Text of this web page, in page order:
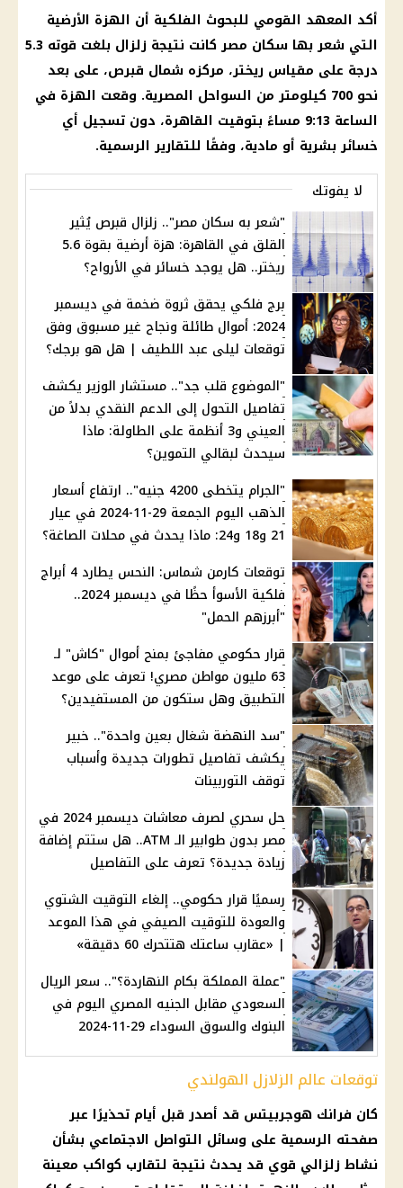
أكد المعهد القومي للبحوث الفلكية أن الهزة الأرضية
التي شعر بها سكان مصركانت نتيجة زلزال
بلغت قوته 5.3
درجة على مقياس ريختر، مركزه شمال قبرص، على بعد
نحو 700 كيلومتر من
السواحل المصرية. وقعت الهزة في
الساعة
القاهرة، دون تسجيل أي
خسائر بشرية أو مادية، وفقًا للتقارير الرسمية.
لا يفوتك
"شعر به سكان مصر".. زلزال قبرص يُثير
القلق في القاهرة: هزة أرضية بقوة 5.6
ريختر.. هل يوجد خسائر في الأرواح؟
برج فلكي يحقق ثروة ضخمة في ديسمبر
2024: أموال طائلة ونجاح غير مسبوق وفق
توقعات ليلى عبد اللطيف | هل هو برجك؟
"الموضوع قلب جد".. مستشار الوزير يكشف
تفاصيل التحول إلى الدعم النقدي بدلاً من
العيني و3 أنظمة على الطاولة: ماذا
سيحدث لبقالي التموين؟
"الجرام يتخطى 4200 جنيه".. ارتفاع أسعار
الذهب اليوم الجمعة 29-11-2024 في عيار
21 و18 و24: ماذا يحدث في محلات الصاغة؟
توقعات كارمن شماس: النحس يطارد 4 أبراج
فلكية الأسوأ حظًا في ديسمبر 2024..
"أبرزهم الحمل"
قرار حكومي مفاجئ بمنح أموال "كاش" لـ
63 مليون مواطن مصري! تعرف على موعد
التطبيق وهل ستكون من المستفيدين؟
"سد النهضة شغال بعين واحدة".. خبير
يكشف تفاصيل تطورات جديدة وأسباب
توقف التوربينات
حل سحري لصرف معاشات ديسمبر 2024 في
مصر بدون طوابير الـ ATM.. هل ستتم إضافة
زيادة جديدة؟ تعرف على التفاصيل
رسميًا قرار حكومي.. إلغاء التوقيت الشتوي
والعودة للتوقيت الصيفي في هذا الموعد
| «عقارب ساعتك هتتحرك 60 دقيقة»
"عملة المملكة بكام النهاردة؟".. سعر الريال
السعودي مقابل الجنيه المصري اليوم في
البنوك والسوق السوداء 29-11-2024
توقعات عالم الزلازل الهولندي
كان فرانك هوجربيتس قد أصدر قبل أيام تحذيرًا عبر
صفحته الرسمية على وسائل التواصل الاجتماعي بشأن
نشاط زلزالي قوي قد يحدث نتيجة لتقارب كواكب معينة